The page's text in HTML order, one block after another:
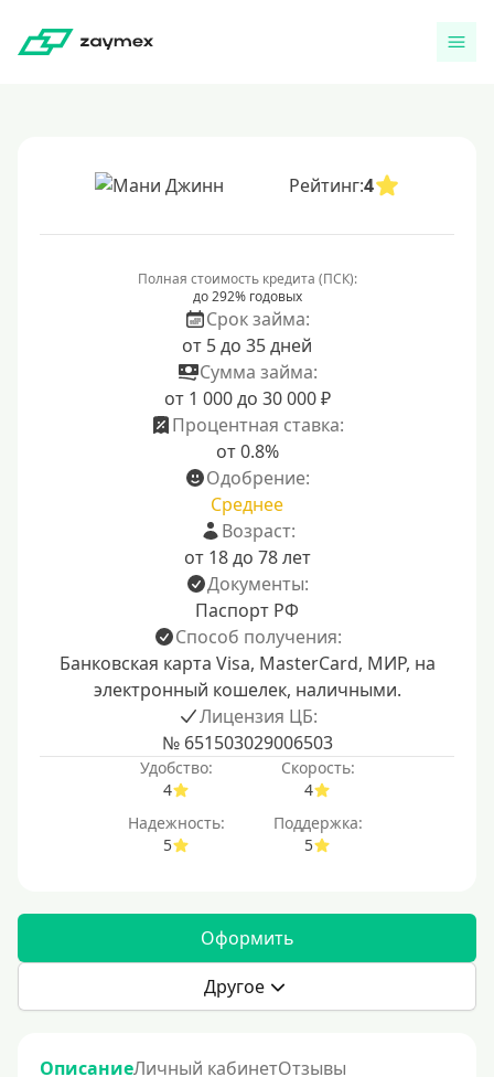
Рейтинг:4
Полная стоимость кредита (ПСК):
до 292% годовых
Срок займа:
от 5 до 35 дней
Сумма займа:
от 1 000 до 30 000 ₽
Процентная ставка:
от 0.8%
Одобрение:
Среднее
Возраст:
от 18 до 78 лет
Документы:
Паспорт РФ
Способ получения:
Банковская карта Visa, MasterCard, МИР, на
электронный кошелек, наличными.
Лицензия ЦБ:
№ 651503029006503
Удобство:
4
Скорость:
4
Надежность:
5
Поддержка:
5
Оформить
Другое
ОписаниеЛичный кабинетОтзывы